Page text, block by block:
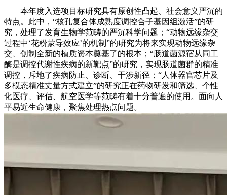
本年度入选项目标研究具有原创性凸起、社会意义严沉的
特点。此中，“核孔复合体成熟度调控合子基因组激活”的研
究，处理了发育生物学范畴的严沉科学问题；“动物远缘杂交
过程中‘花粉蒙导效应’的机制”的研究为将来实现动物远缘杂
交、创制全新的植质资本奠基了的根本；“肠道菌源宿从同工
酶是调控代谢性疾病的新靶点”的研究，实现肠道菌群的精准
调控，斥地了疾病防止、诊断、干涉新径；“人体器官芯片及
多模态精准丈量方式建立”的研究正在药物研发和筛选、个性
化医疗、评估、航空医学等范畴有着十分普遍的使用。面向人
平易近生命健康，聚焦处理热点问题。